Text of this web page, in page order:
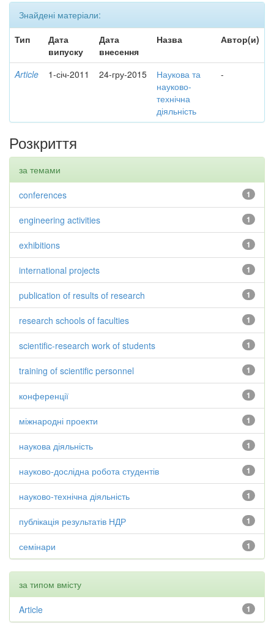
Знайдені матеріали:
Тип
Дата
випуску
Дата
внесення
Назва Автор(и)
Article 1-січ-2011 24-гру-2015
Наукова та
науково-
технічна
діяльність
-
Розкриття
за темами
1
conferences
1
engineering activities
1
exhibitions
1
international projects
1
publication of results of research
1
research schools of faculties
1
scientific-research work of students
1
training of scientific personnel
1
конференції
1
міжнародні проекти
1
наукова діяльність
1
науково-дослідна робота студентів
1
науково-технічна діяльність
1
публікація результатів НДР
1
семінари
за типом вмісту
1
Article